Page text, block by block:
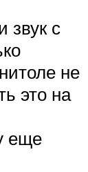
звук с
не
это на
еще